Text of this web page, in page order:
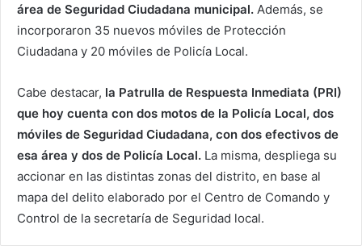
área de Seguridad Ciudadana municipal. Además, se
incorporaron 35 nuevos móviles de Protección
Ciudadana y 20 móviles de Policía Local.
Cabe destacar, la Patrulla de Respuesta Inmediata (PRI)
que hoy cuenta con dos motos de la Policía Local, dos
móviles de Seguridad Ciudadana, con dos efectivos de
esa área y dos de Policía Local. La misma, despliega su
accionar en las distintas zonas del distrito, en base al
mapa del delito elaborado por el Centro de Comando y
Control de la secretaría de Seguridad local.